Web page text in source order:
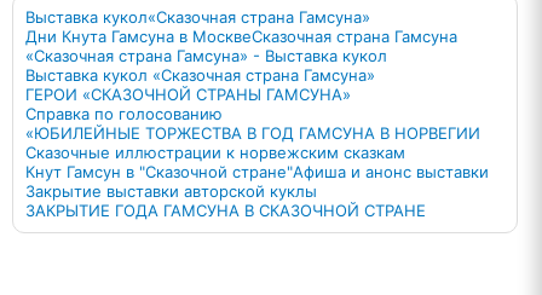
Выставка кукол«Сказочная страна Гамсуна»
Дни Кнута Гамсуна в МосквеСказочная страна Гамсуна
«Сказочная страна Гамсуна» - Выставка кукол
Выставка кукол «Сказочная страна Гамсуна»
ГЕРОИ «СКАЗОЧНОЙ СТРАНЫ ГАМСУНА»
Справка по голосованию
«ЮБИЛЕЙНЫЕ ТОРЖЕСТВА В ГОД ГАМСУНА В НОРВЕГИИ
Сказочные иллюстрации к норвежским сказкам
Кнут Гамсун в "Сказочной стране"Афиша и анонс выставки
Закрытие выставки авторской куклы
ЗАКРЫТИЕ ГОДА ГАМСУНА В СКАЗОЧНОЙ СТРАНЕ